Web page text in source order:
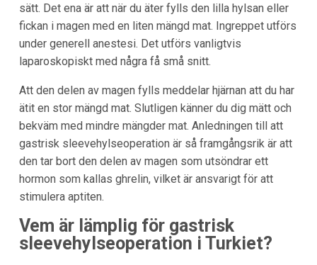
sätt. Det ena är att när du äter fylls den lilla hylsan eller
fickan i magen med en liten mängd mat. Ingreppet utförs
under generell anestesi. Det utförs vanligtvis
laparoskopiskt med några få små snitt.
Att den delen av magen fylls meddelar hjärnan att du har
ätit en stor mängd mat. Slutligen känner du dig mätt och
bekväm med mindre mängder mat. Anledningen till att
gastrisk sleevehylseoperation är så framgångsrik är att
den tar bort den delen av magen som utsöndrar ett
hormon som kallas ghrelin, vilket är ansvarigt för att
stimulera aptiten.
Vem är lämplig för gastrisk
sleevehylseoperation i Turkiet?